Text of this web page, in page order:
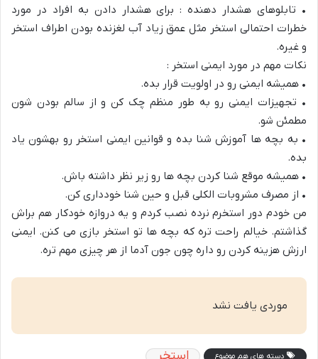
• تابلوهای هشدار دهنده : برای هشدار دادن به افراد در مورد
خطرات احتمالی استخر مثل عمق زیاد آب لغزنده بودن اطراف استخر
و غیره.
نکات مهم در مورد ایمنی استخر :
• همیشه ایمنی رو در اولویت قرار بده.
• تجهیزات ایمنی رو به طور منظم چک کن و از سالم بودن شون
مطمئن شو.
• به بچه ها آموزش شنا بده و قوانین ایمنی استخر رو بهشون یاد
بده.
• همیشه موقع شنا کردن بچه ها رو زیر نظر داشته باش.
• از مصرف مشروبات الکلی قبل و حین شنا خودداری کن.
من خودم دور استخرم نرده نصب کردم و یه دروازه خودکار هم براش
گذاشتم. خیالم راحت تره که بچه ها تو استخر بازی می کنن. ایمنی
ارزش هزینه کردن رو داره چون جون آدما از هر چیزی مهم تره.
موردی یافت نشد
دسته های هم موضوع